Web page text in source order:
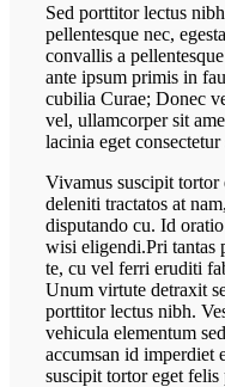
Sed porttitor lectus
pellentesque nec,
convallis a
ante ipsum primis in
cubilia Curae; Donec
vel, ullamcorper sit
lacinia eget
Vivamus suscipit tortor
deleniti tractatos at
disputando cu. Id
wisi eligendi.Pri tantas
te, cu vel ferri eruditi
Unum virtute detraxit
porttitor lectus nibh.
vehicula elementum
accumsan id imperdiet
suscipit tortor eget